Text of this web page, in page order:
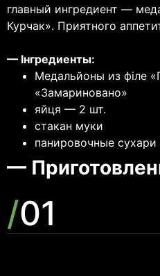
главный ингредиент —
Курчак». Приятного
— Інгредиенты:
Медальйоны из філе
«Замариновано»
яйця — 2 шт.
стакан муки
панировочные сухари
—
/01